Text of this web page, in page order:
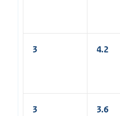
3 4.2
3 3.6